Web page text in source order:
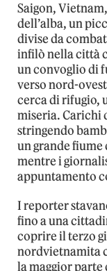
Saigon,
dell’alba, un
divise da
infilò nella città
un convoglio di
verso nord-
cerca di rifugio,
miseria. Carichi
stringendo
un grande fiume
mentre i
appuntamento
I reporter
fino a una
coprire il terzo
nordvietnamita
la maggior parte